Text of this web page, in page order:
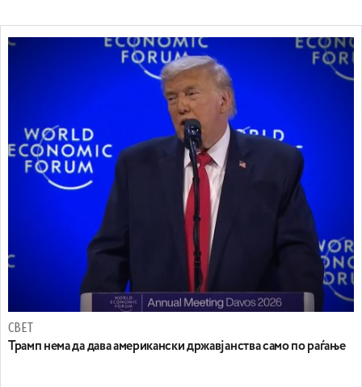
СВЕТ
Трамп нема да дава американски државјанства само по раѓање